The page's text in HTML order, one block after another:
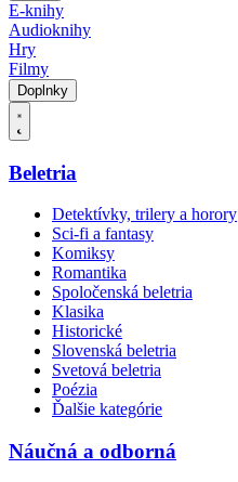
E-knihy
Audioknihy
Hry
Filmy
Doplnky
Beletria
Detektívky, trilery a horory
Sci-fi a fantasy
Komiksy
Romantika
Spoločenská beletria
Klasika
Historické
Slovenská beletria
Svetová beletria
Poézia
Ďalšie kategórie
Náučná a odborná